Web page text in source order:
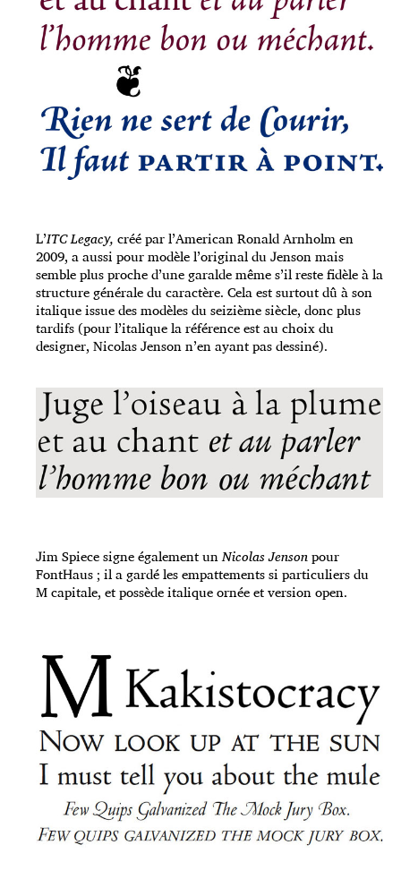
L’ITC Legacy, créé par l’American Ronald Arnholm en
2009, a aussi pour modèle l’original du Jenson mais
semble plus proche d’une garalde même s’il reste fidèle à la
structure générale du caractère. Cela est surtout dû à son
italique issue des modèles du seizième siècle, donc plus
tardifs (pour l’italique la référence est au choix du
designer, Nicolas Jenson n’en ayant pas dessiné).
Jim Spiece signe également unNicolas Jensonpour
FontHaus ; il a gardé les empattements si particuliers du
M capitale, et possède italique ornée et version open.